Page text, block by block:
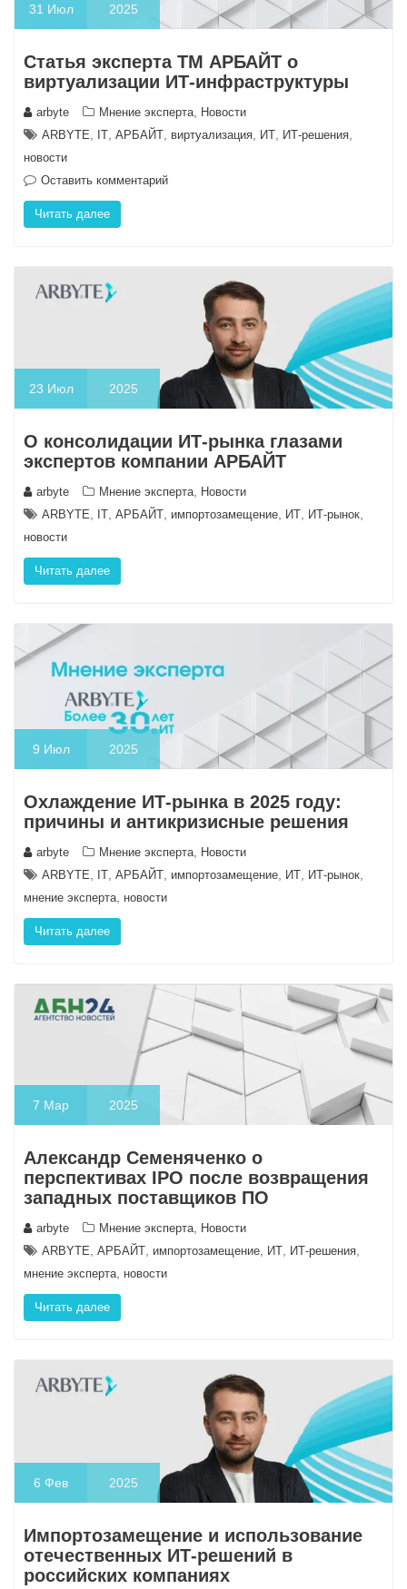
31 Июл 2025
Статья эксперта ТМ АРБАЙТ о
виртуализации ИТ-инфраструктуры
arbyte Мнение эксперта Новости
ARBYTE
IT АРБАЙТ виртуализация ИТ ИТ-решения
новости
Оставить комментарий
Читать далее
23 Июл 2025
О консолидации ИТ-рынка глазами
экспертов компании АРБАЙТ
arbyte Мнение эксперта, Новости
ARBYTE, IT, АРБАЙТ, импортозамещение, ИТ, ИТ-рынок,
новости
Читать далее
9 Июл 2025
Охлаждение ИТ-рынка в 2025 году:
причины и антикризисные решения
arbyte Мнение эксперта
Новости
ARBYTE
IT АРБАЙТ импортозамещение ИТ ИТ-рынок
мнение эксперта новости
Читать далее
7 Мар 2025
Александр Семеняченко о
перспективах IPO после возвращения
западных поставщиков ПО
arbyte Мнение эксперта
Новости
ARBYTE АРБАЙТ импортозамещение ИТ ИТ-решения
мнение эксперта новости
Читать далее
6 Фев 2025
Импортозамещение и использование
отечественных ИТ-решений в
российских компаниях